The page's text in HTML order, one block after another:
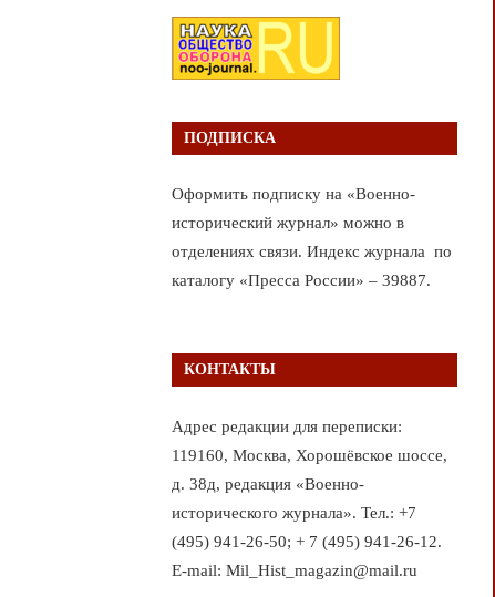
ПОДПИСКА
Оформить подписку на «Военно-
исторический журнал» можно в
отделениях связи. Индекс журнала по
каталогу «Пресса России» – 39887.
КОНТАКТЫ
Адрес редакции для переписки:
119160, Москва, Хорошёвское шоссе,
д. 38д, редакция «Военно-
исторического журнала». Тел.: +7
(495) 941-26-50; + 7 (495) 941-26-12.
E-mail: Mil_Hist_magazin@mail.ru